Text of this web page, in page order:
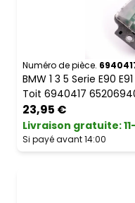
Numéro de pièce.
BMW 1 3 5 Serie E90
Toit 6940417
23,95 €
Livraison gratuite:
Si payé avant 14:00